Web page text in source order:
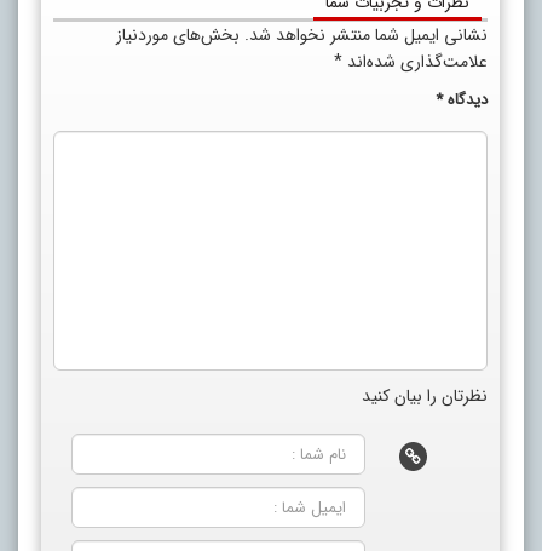
نشانی ایمیل شما منتشر نخواهد شد. بخش‌های موردنیاز
علامت‌گذاری شده‌اند *
دیدگاه*
نظرتان را بیان کنید